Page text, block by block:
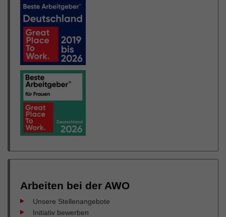
Arbeiten bei der AWO
Unsere Stellenangebote
Initiativ bewerben